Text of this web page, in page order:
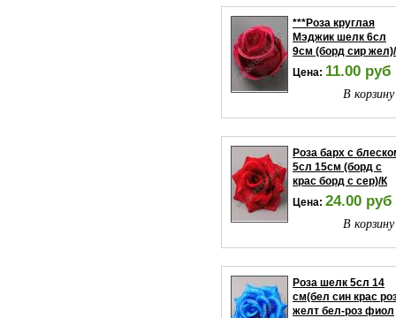
***Роза круглая
Мэджик шелк 6сл
9см (борд сир
Цена: 11.00 руб
В
Роза барх с
5сл 15см (борд с
крас борд с сер)/К
Цена: 24.00 руб
В
Роза шелк 5сл 14
см(бел син крас
желт бел-роз фиол